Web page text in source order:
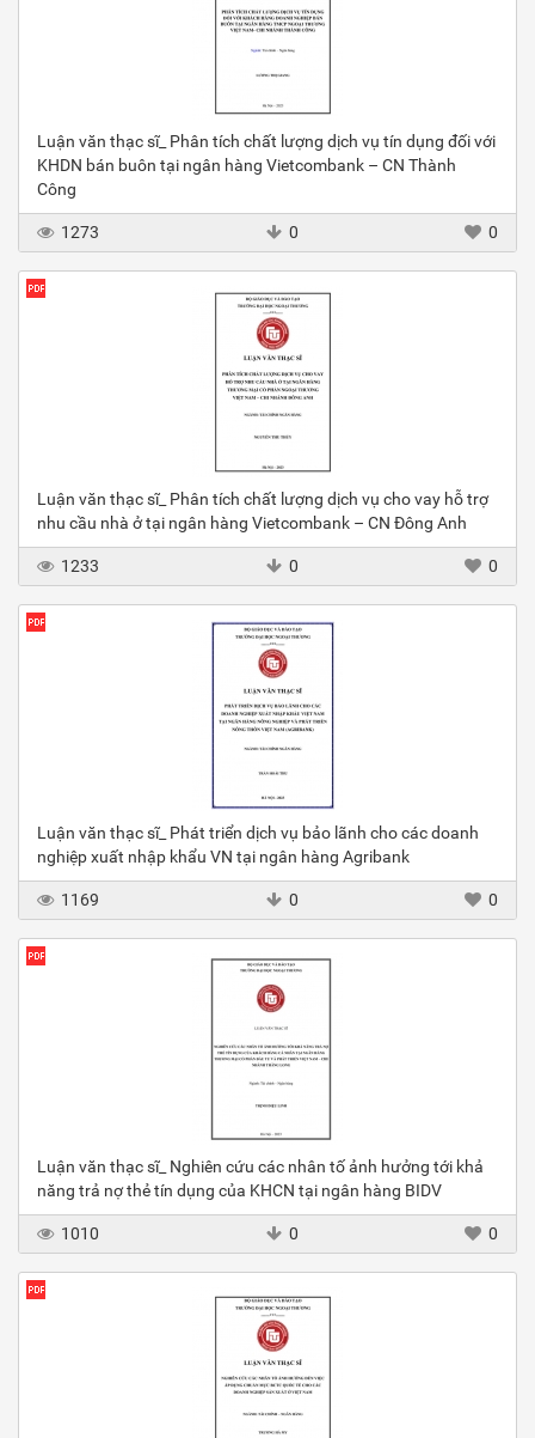
Luận văn thạc sĩ_ Phân tích chất lượng dịch vụ tín dụng đối với
KHDN bán buôn tại ngân hàng Vietcombank – CN Thành
Công
1273 0 0
Luận văn thạc sĩ_ Phân tích chất lượng dịch vụ cho vay hỗ trợ
nhu cầu nhà ở tại ngân hàng Vietcombank – CN Đông Anh
1233 0 0
Luận văn thạc sĩ_ Phát triển dịch vụ bảo lãnh cho các doanh
nghiệp xuất nhập khẩu VN tại ngân hàng Agribank
1169 0 0
Luận văn thạc sĩ_ Nghiên cứu các nhân tố ảnh hưởng tới khả
năng trả nợ thẻ tín dụng của KHCN tại ngân hàng BIDV
1010 0 0